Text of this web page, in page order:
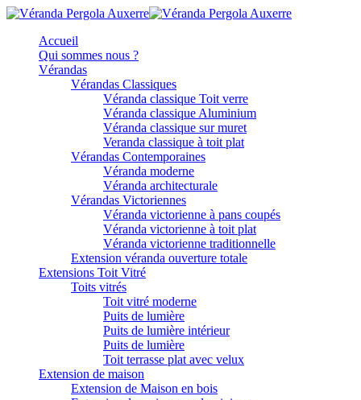
Accueil
Qui sommes nous ?
Vérandas
Vérandas Classiques
Véranda classique Toit verre
Véranda classique Aluminium
Véranda classique sur muret
Veranda classique à toit plat
Vérandas Contemporaines
Véranda moderne
Véranda architecturale
Vérandas Victoriennes
Véranda victorienne à pans coupés
Véranda victorienne à toit plat
Véranda victorienne traditionnelle
Extension véranda ouverture totale
Extensions Toit Vitré
Toits vitrés
Toit vitré moderne
Puits de lumière
Puits de lumière intérieur
Puits de lumière
Toit terrasse plat avec velux
Extension de maison
Extension de Maison en bois